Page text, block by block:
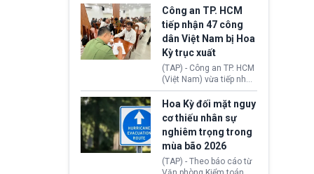
giới lùi sâu xuống dưới
mức 80 USD/thùng.
tại Vương quốc Anh đã
chính thức quay trở lại.
Học bổng Chevening
2027/28 của Chính phủ
Anh vừa mở cổng ứng
tuyển dành riêng ứng
viên Việt Nam, hỗ trợ
toàn bộ chi phí học tập
cùng nhiều quyền lợi
trong suốt một năm
học.
Công an TP. HCM
tiếp nhận 47 công
dân Việt Nam bị Hoa
Kỳ trục xuất
(TAP) - Công an TP. HCM
(Việt Nam) vừa tiếp nhận
47 công dân Việt Nam bị
Hoa Kỳ trục xuất về
nước. Đây là đợt có số
lượng lớn nhất từ đầu
năm 2026 đến nay, phản
ánh xu hướng gia tăng
các trường hợp trục
xuất.
Hoa Kỳ đối mặt nguy
cơ thiếu nhân sự
nghiêm trọng trong
mùa bão 2026
(TAP) - Theo báo cáo từ